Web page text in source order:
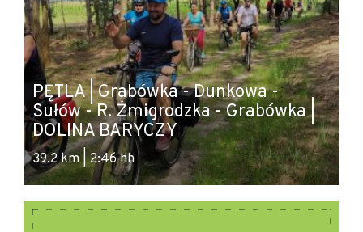
PĘTLA | Grabówka - Dunkowa -
Sułów - R. Żmigrodzka - Grabówka |
DOLINA BARYCZY
39.2 km | 2:46 hh